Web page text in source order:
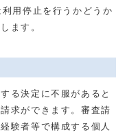
用停止を行うかどうか
ます。
る決定に不服があると
求ができます。審査請
験者等で構成する個人